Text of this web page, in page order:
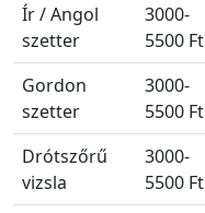
Ír / Angol
szetter
3000-
5500 Ft
Gordon
szetter
3000-
5500 Ft
Drótszőrű
vizsla
3000-
5500 Ft